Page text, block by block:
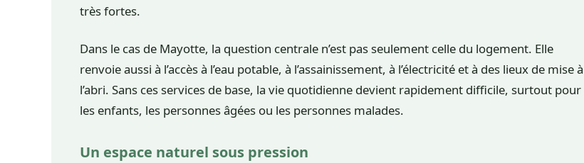
très fortes.
Dans le cas de Mayotte, la question centrale n’est pas seulement celle du logement. Elle
renvoie aussi à l’accès à l’eau potable, à l’assainissement, à l’électricité et à des lieux de mise à
l’abri. Sans ces services de base, la vie quotidienne devient rapidement difficile, surtout pour
les enfants, les personnes âgées ou les personnes malades.
Un espace naturel sous pression